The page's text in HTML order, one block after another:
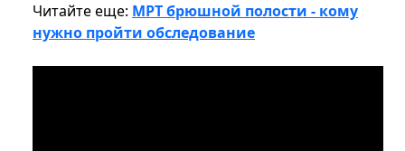
Читайте еще: МРТ брюшной полости - кому
нужно пройти обследование